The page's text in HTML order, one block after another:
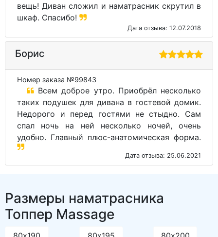
вещь! Диван сложил и наматрасник скрутил в
шкаф. Спасибо!
Дата отзыва: 12.07.2018
Борис
Номер заказа №99843
Всем доброе утро. Приобрёл несколько
таких подушек для дивана в гостевой домик.
Недорого и перед гостями не стыдно. Сам
спал ночь на ней несколько ночей, очень
удобно. Главный плюс-анатомическая форма.
Дата отзыва: 25.06.2021
Размеры наматрасника
Топпер Massage